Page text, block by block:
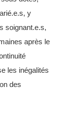
y
soignant.e.s,
après le
les inégalités
des